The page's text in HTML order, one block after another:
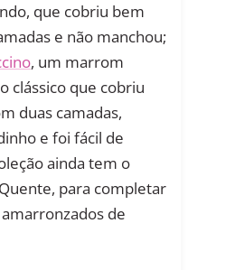
que cobriu bem
e não manchou;
, um marrom
clássico que cobriu
duas camadas,
e foi fácil de
ainda tem o
para completar
de